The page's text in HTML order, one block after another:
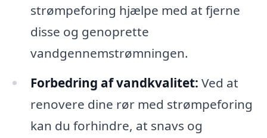
strømpeforing hjælpe med at fjerne
disse og genoprette
vandgennemstrømningen.
Forbedring af vandkvalitet: Ved at
renovere dine rør med strømpeforing
kan du forhindre, at snavs og